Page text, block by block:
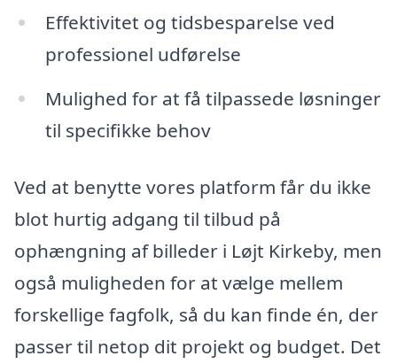
Effektivitet og tidsbesparelse ved
professionel udførelse
Mulighed for at få tilpassede løsninger
til specifikke behov
Ved at benytte vores platform får du ikke
blot hurtig adgang til tilbud på
ophængning af billeder i Løjt Kirkeby, men
også muligheden for at vælge mellem
forskellige fagfolk, så du kan finde én, der
passer til netop dit projekt og budget. Det